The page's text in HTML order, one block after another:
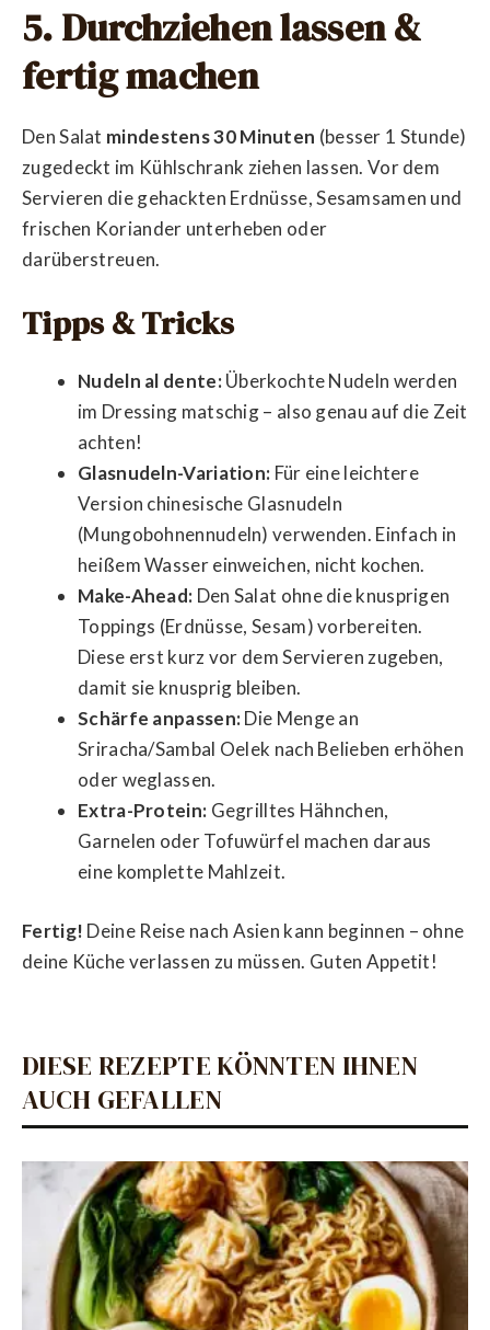
5. Durchziehen lassen &
fertig machen
Den Salat mindestens 30 Minuten (besser 1 Stunde)
zugedeckt im Kühlschrank ziehen lassen. Vor dem
Servieren die gehackten Erdnüsse, Sesamsamen und
frischen Koriander unterheben oder
darüberstreuen.
Tipps & Tricks
Nudeln al dente:Überkochte Nudeln werden
im Dressing matschig – also genau auf die Zeit
achten!
Glasnudeln-Variation: Für eine leichtere
Version chinesische Glasnudeln
(Mungobohnennudeln) verwenden. Einfach in
heißem Wasser einweichen, nicht kochen.
Make-Ahead: Den Salat ohne die knusprigen
Toppings (Erdnüsse, Sesam) vorbereiten.
Diese erst kurz vor dem Servieren zugeben,
damit sie knusprig bleiben.
Schärfe anpassen:Die Menge an
Sriracha/Sambal Oelek nach Belieben erhöhen
oder weglassen.
Extra-Protein: Gegrilltes Hähnchen,
Garnelen oder Tofuwürfel machen daraus
eine komplette Mahlzeit.
Fertig! Deine Reise nach Asien kann beginnen – ohne
deine Küche verlassen zu müssen. Guten Appetit!
DIESE REZEPTE KÖNNTEN IHNEN
AUCH GEFALLEN